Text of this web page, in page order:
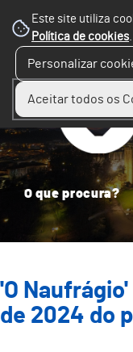
Este site utiliza
Política de cookies.
Personalizar
Aceitar todos os
'O
de 2024 do